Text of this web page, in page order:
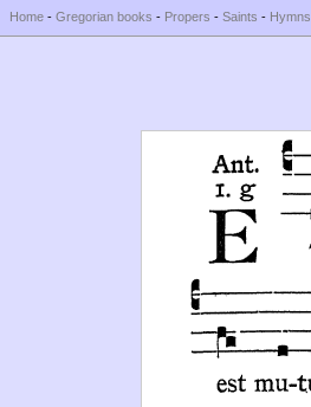
Home - Gregorian books - Propers - Saints - Hymns